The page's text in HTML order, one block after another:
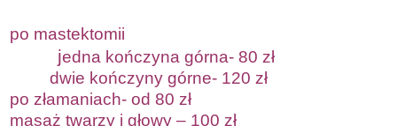
po mastektomii
jedna kończyna górna- 80 zł
dwie kończyny górne- 120 zł
po złamaniach- od 80 zł
masaż twarzy i głowy – 100 zł